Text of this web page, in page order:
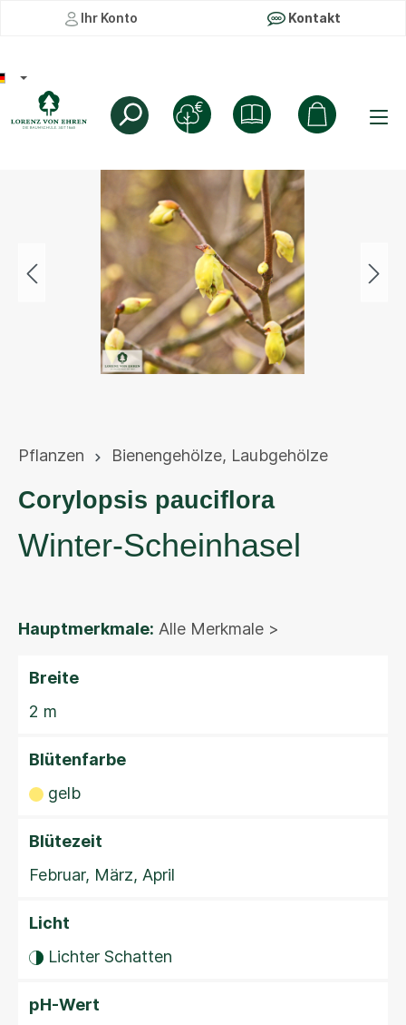
Ihr Konto Kontakt
Pflanzen Bienengehölze, Laubgehölze
Corylopsis pauciflora
Winter-Scheinhasel
Hauptmerkmale: Alle Merkmale >
Breite
2 m
Blütenfarbe
gelb
Blütezeit
Februar, März, April
Licht
Lichter Schatten
pH-Wert